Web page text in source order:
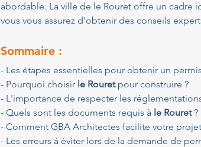
abordable. La ville de le Rouret offre un cadre
vous vous assurez d'obtenir des conseils
Sommaire :
- Les étapes essentielles pour obtenir un
- Pourquoi choisir le Rouret pour construire ?
- L'importance de respecter les
- Quels sont les documents requis à le Rouret ?
- Comment GBA Architectes facilite votre
- Les erreurs à éviter lors de la demande de